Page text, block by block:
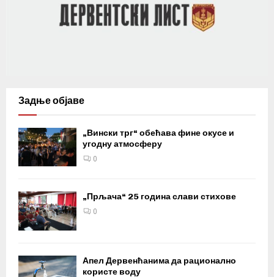
Задње објаве
„Вински трг“ обећава фине окусе и
угодну атмосферу
0
„Прљача“ 25 година слави стихове
0
Апел Дервенћанима да рационално
користе воду